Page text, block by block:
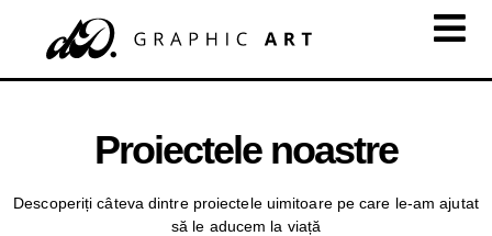
Proiectele noastre
Descoperiți câteva dintre proiectele uimitoare pe care le-am ajutat
să le aducem la viață